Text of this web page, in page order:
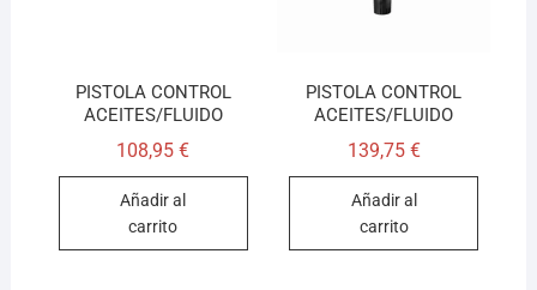
PISTOLA CONTROL
ACEITES/FLUIDO
108,95€
Añadir al
carrito
PISTOLA CONTROL
ACEITES/FLUIDO
139,75 €
Añadir al
carrito